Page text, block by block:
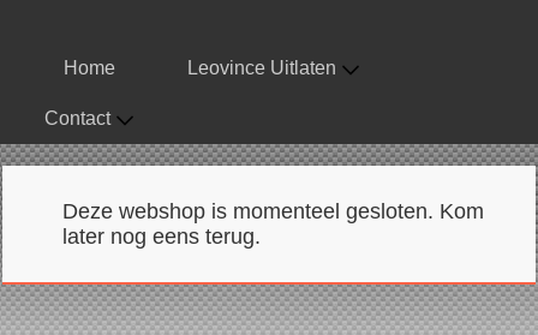
Home Leovince Uitlaten
Contact
Deze webshop is momenteel gesloten. Kom
later nog eens terug.